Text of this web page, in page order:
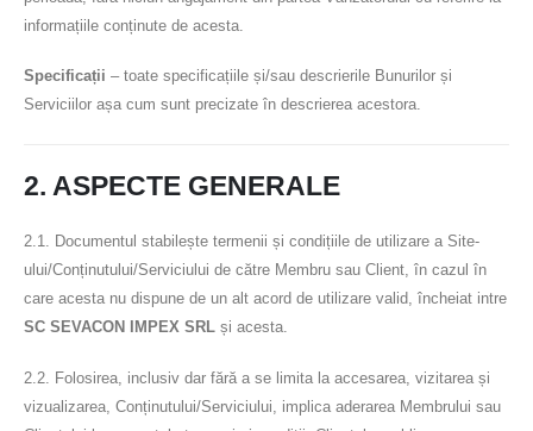
informațiile conținute de acesta.
Specificații – toate specificațiile și/sau descrierile Bunurilor și
Serviciilor așa cum sunt precizate în descrierea acestora.
2. ASPECTE GENERALE
2.1. Documentul stabilește termenii și condițiile de utilizare a Site-
ului/Conținutului/Serviciului de către Membru sau Client, în cazul în
care acesta nu dispune de un alt acord de utilizare valid, încheiat intre
SC SEVACON IMPEX SRL și acesta.
2.2. Folosirea, inclusiv dar fără a se limita la accesarea, vizitarea și
vizualizarea, Conținutului/Serviciului, implica aderarea Membrului sau